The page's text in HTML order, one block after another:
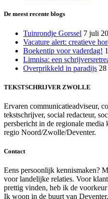
De meest recente blogs
Tuinrondje Gorssel 7 juli
Vacature alert: creatieve
Boekentip voor vaderdag!
Limnisa: een
Overprikkeld in paradijs
TEKSTSCHRIJVER ZWOLLE
Ervaren communicatieadviseur,
tekstschrijver, social redacteur,
persbericht in de regionale
regio Noord/Zwolle/Deventer.
Contact
Eens persoonlijk kennismaken?
voor landelijke relaties. Voor
prettig vinden, heb ik de
Ik woon in de buurt van Deventer.